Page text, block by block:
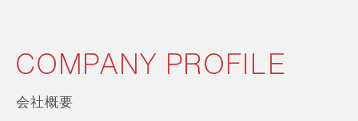
COMPANY PROFILE
会社概要